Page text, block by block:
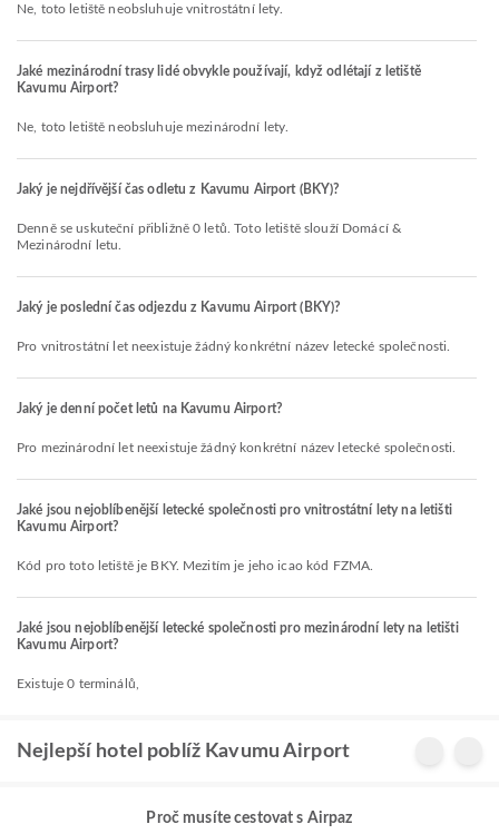
Ne, toto letiště neobsluhuje vnitrostátní lety.
Jaké mezinárodní trasy lidé obvykle používají, když odlétají z letiště
Kavumu Airport?
Ne, toto letiště neobsluhuje mezinárodní lety.
Jaký je nejdřívější čas odletu z Kavumu Airport (BKY)?
Denně se uskuteční přibližně 0 letů. Toto letiště slouží Domácí &
Mezinárodní letu.
Jaký je poslední čas odjezdu z Kavumu Airport (BKY)?
Pro vnitrostátní let neexistuje žádný konkrétní název letecké společnosti.
Jaký je denní počet letů na Kavumu Airport?
Pro mezinárodní let neexistuje žádný konkrétní název letecké společnosti.
Jaké jsou nejoblíbenější letecké společnosti pro vnitrostátní lety na letišti
Kavumu Airport?
Kód pro toto letiště je BKY. Mezitím je jeho icao kód FZMA.
Jaké jsou nejoblíbenější letecké společnosti pro mezinárodní lety na letišti
Kavumu Airport?
Existuje 0 terminálů,
Nejlepší hotel poblíž Kavumu Airport
Proč musíte cestovat s Airpaz